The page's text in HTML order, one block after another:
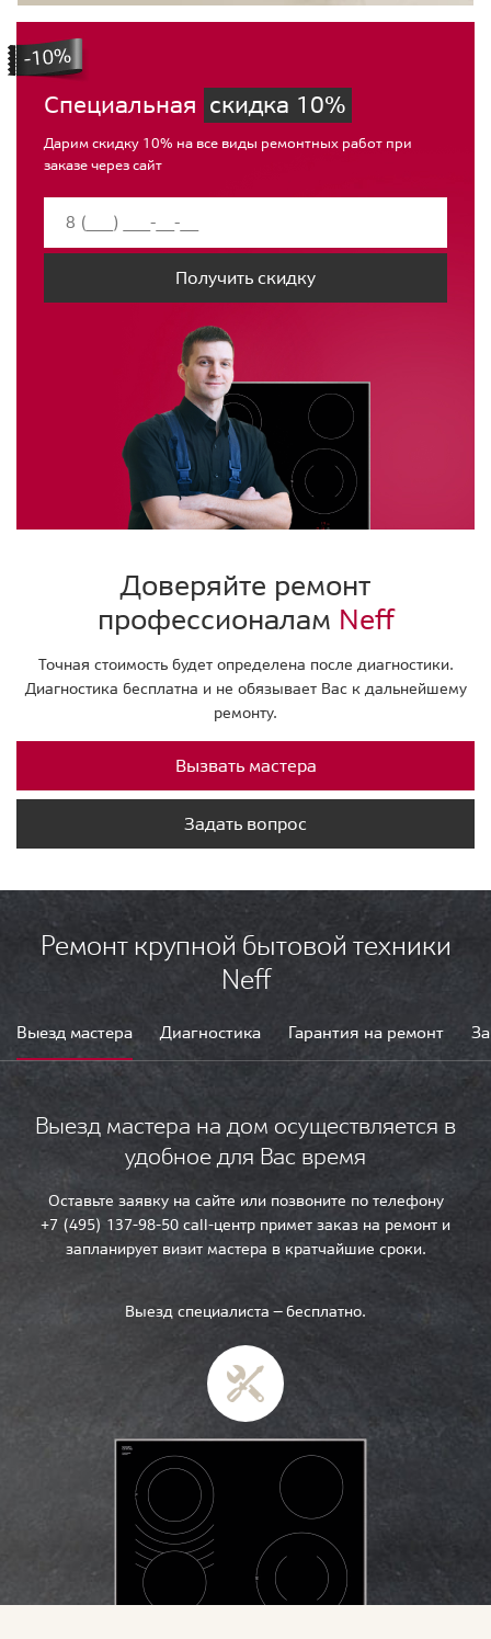
Специальная скидка 10%
Дарим скидку 10% на все виды ремонтных работ при
заказе через сайт
Получить скидку
Доверяйте ремонт
профессионалам Neff
Точная стоимость будет определена после диагностики.
Диагностика бесплатна и не обязывает Вас к дальнейшему
ремонту.
Вызвать мастера
Задать вопрос
Ремонт крупной бытовой техники
Neff
Выезд мастера Диагностика Гарантия на ремонт
Выезд мастера на дом осуществляется в
удобное для Вас время
Оставьте заявку на сайте или позвоните по телефону
+7 (495) 137-98-50 call-центр примет заказ на ремонт и
запланирует визит мастера в кратчайшие сроки.
Выезд специалиста — бесплатно.